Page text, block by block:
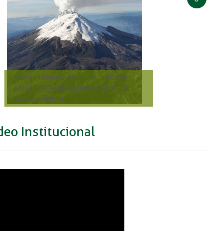
Volcán Nevado del Huila, ubicado
entre los Departamentos de Huila,
Cauca y Tolima.
Institucional